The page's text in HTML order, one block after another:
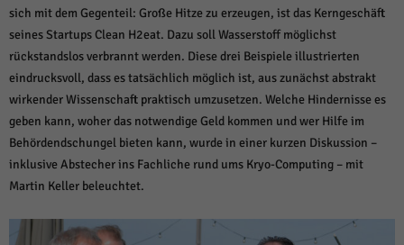
sich mit dem Gegenteil: Große Hitze zu erzeugen, ist das Kerngeschäft
seines Startups Clean H2eat. Dazu soll Wasserstoff möglichst
rückstandslos verbrannt werden. Diese drei Beispiele illustrierten
eindrucksvoll, dass es tatsächlich möglich ist, aus zunächst abstrakt
wirkender Wissenschaft praktisch umzusetzen. Welche Hindernisse es
geben kann, woher das notwendige Geld kommen und wer Hilfe im
Behördendschungel bieten kann, wurde in einer kurzen Diskussion –
inklusive Abstecher ins Fachliche rund ums Kryo-Computing – mit
Martin Keller beleuchtet.